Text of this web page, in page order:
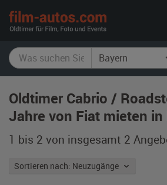
Oldtimer Cabrio /
Jahre von Fiat mieten in
1 bis 2 von insgesamt 2
Sortieren nach: Neuzugänge